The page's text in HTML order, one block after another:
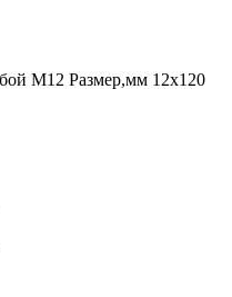
М12 Размер,мм 12х120